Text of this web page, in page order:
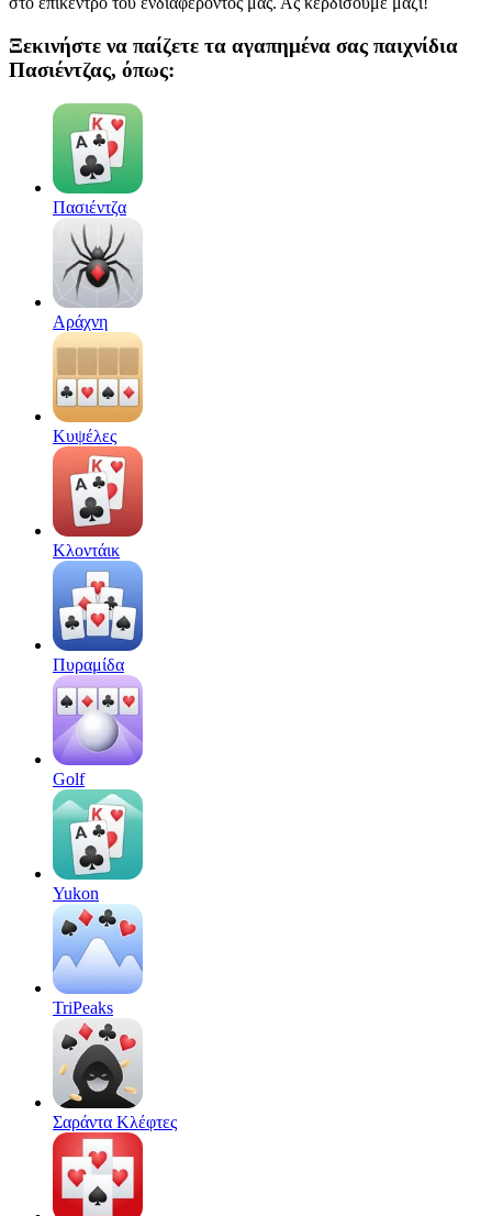
Ξεκινήστε να παίζετε τα αγαπημένα σας παιχνίδια
Πασιέντζας, όπως:
Πασιέντζα
Αράχνη
Κυψέλες
Κλοντάικ
Πυραμίδα
Golf
Yukon
TriPeaks
Σαράντα Κλέφτες